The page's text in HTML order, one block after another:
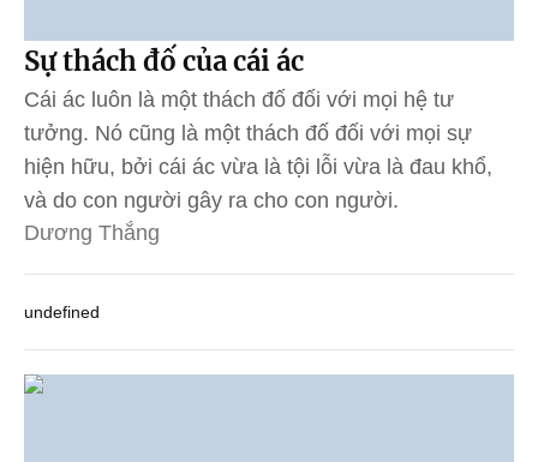
Sự thách đố của cái ác
Cái ác luôn là một thách đố đối với mọi hệ tư
tưởng. Nó cũng là một thách đố đối với mọi sự
hiện hữu, bởi cái ác vừa là tội lỗi vừa là đau khổ,
và do con người gây ra cho con người.
Dương Thắng
undefined